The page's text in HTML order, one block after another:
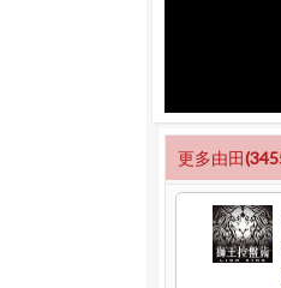
更多由田